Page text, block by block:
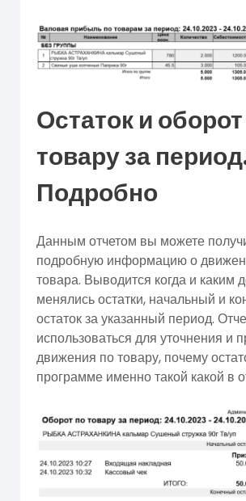
Остаток и
товару за
Подробно
Данным отчетом вы можете
подробную информацию о
товара. Выводится когда и каким
менялись остатки, начальный и
остаток за указанный период.
использоваться для уточнения и
движения по товару, почему
программе именно такой какой в